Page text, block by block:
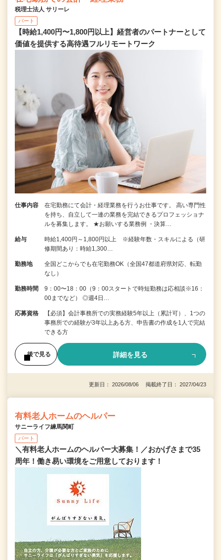
税理士法人 サリーレ
パート
【時給1,400円〜1,800円以上】経営者のパートナーとして
価値を提供する⾼待遇フルリモートワーク
仕事内容
在宅勤務にて会計・経理業務を行うお仕事です。 高い専門性
を持ち、自立して一連の業務を完結できるプロフェッショナ
ルを募集します。 ★お願いする業務例 ・決算…
給与
時給1,400円～1,800円以上 ※経験年数・スキルによる（研
修期間あり：時給1,300…
勤務地
全国どこからでも在宅勤務OK（全国47都道府県対応、転勤
なし）
勤務時間
9：00〜18：00（9：00スタートで時短勤務は応相談※16：
00までなど） ◎週4日…
応募資格
【必須】会計事務所での実務経験5年以上（累計可）、1つの
事務所での経験が3年以上ある方、申告書の作成を1人で完結
できる方
後で見る 詳細を見る
更新日： 2026/08/06 掲載終了日： 2027/04/23
有料老人ホームのヘルパー
サニーライフ練馬関町
パート
＼有料老人ホームのヘルパー大募集！／おかげさまで35
周年！働き易い環境をご用意しております！